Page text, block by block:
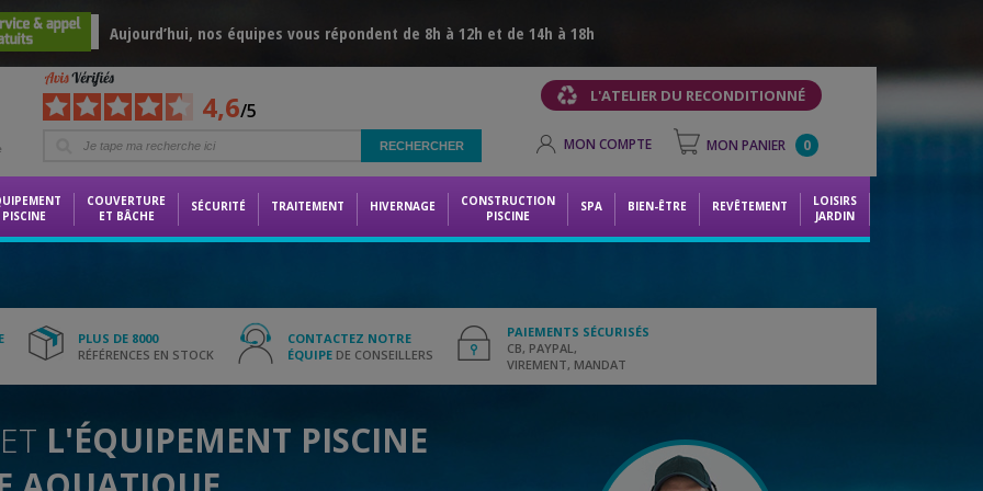
Aujourd’hui, nos équipes vous répondent de 8h à 12h et de 14h à 18h
L'ATELIER DU RECONDITIONNÉ
4,6/5
MON COMPTE MON PANIER 0
PISCINE
COUVERTURE
ET BÂCHE
SÉCURITÉ TRAITEMENT HIVERNAGE
CONSTRUCTION
PISCINE
SPA BIEN-ÊTRE REVÊTEMENT
LOISIRS
JARDIN
PLUS DE 8000
RÉFÉRENCES EN STOCK
CONTACTEZ NOTRE
ÉQUIPE DE CONSEILLERS
PAIEMENTS SÉCURISÉS
CB, PAYPAL,
VIREMENT, MANDAT
ET L'ÉQUIPEMENT PISCINE